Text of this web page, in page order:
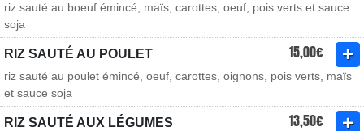
riz sauté au boeuf émincé, maïs, carottes, oeuf, pois verts et sauce
soja
RIZ SAUTÉ AU POULET 15,00€
riz sauté au poulet émincé, oeuf, carottes, oignons, pois verts, maïs
et sauce soja
RIZ SAUTÉ AUX LÉGUMES 13,50€